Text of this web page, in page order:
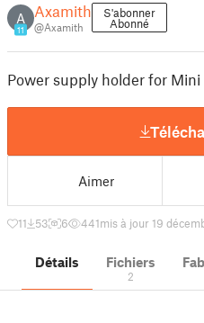
A
11
Axamith
@Axamith
S'abonner
Abonné
Power supply holder for Mini
Aimer
11 53 6 441mis à jour 19
Détails Fichiers
2